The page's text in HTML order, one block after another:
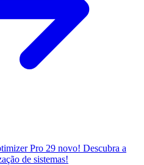
Pro 29 novo! Descubra a
de sistemas!